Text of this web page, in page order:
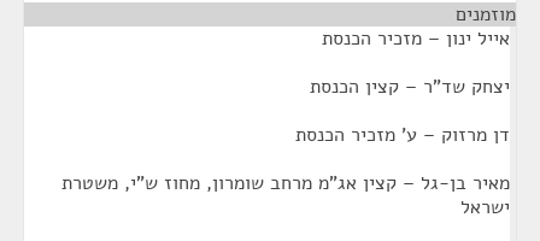
מוזמנים
אייל ינון – מזכיר הכנסת
יצחק שד"ר – קצין הכנסת
דן מרזוק – ע' מזכיר הכנסת
מאיר בן-גל – קצין אג"מ מרחב שומרון, מחוז ש"י, משטרת
ישראל